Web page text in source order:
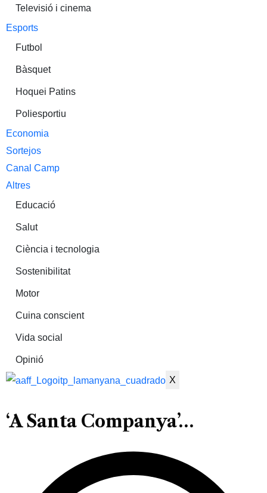
Televisió i cinema
Esports
Futbol
Bàsquet
Hoquei Patins
Poliesportiu
Economia
Sortejos
Canal Camp
Altres
Educació
Salut
Ciència i tecnologia
Sostenibilitat
Motor
Cuina conscient
Vida social
Opinió
X
‘A Santa Companya’…